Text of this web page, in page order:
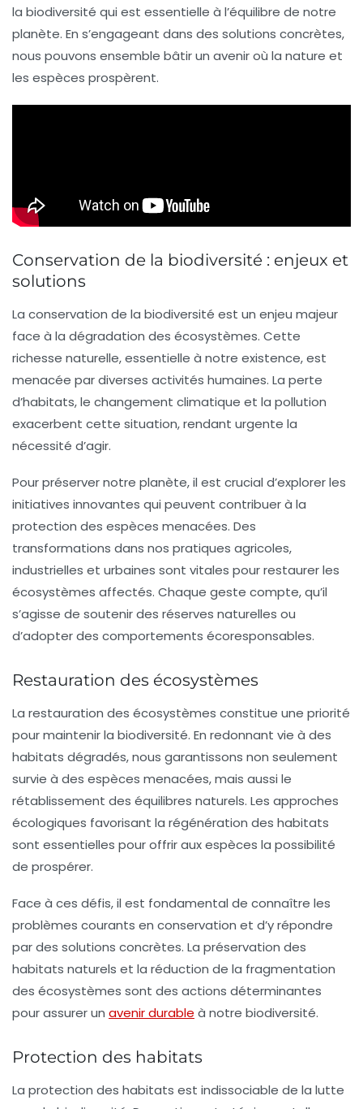
la biodiversité qui est essentielle à l’équilibre de notre
planète. En s’engageant dans des solutions concrètes,
nous pouvons ensemble bâtir un avenir où la nature et
les espèces prospèrent.
Conservation de la biodiversité : enjeux et
solutions
La conservation de la biodiversité est un enjeu majeur
face à la dégradation des écosystèmes. Cette
richesse naturelle, essentielle à notre existence, est
menacée par diverses activités humaines. La perte
d’habitats, le changement climatique et la pollution
exacerbent cette situation, rendant urgente la
nécessité d’agir.
Pour préserver notre planète, il est crucial d’explorer les
initiatives innovantes qui peuvent contribuer à la
protection des espèces menacées. Des
transformations dans nos pratiques agricoles,
industrielles et urbaines sont vitales pour restaurer les
écosystèmes affectés. Chaque geste compte, qu’il
s’agisse de soutenir des réserves naturelles ou
d’adopter des comportements écoresponsables.
Restauration des écosystèmes
La restauration des écosystèmes constitue une priorité
pour maintenir la biodiversité. En redonnant vie à des
habitats dégradés, nous garantissons non seulement
survie à des espèces menacées, mais aussi le
rétablissement des équilibres naturels. Les approches
écologiques favorisant la régénération des habitats
sont essentielles pour offrir aux espèces la possibilité
de prospérer.
Face à ces défis, il est fondamental de connaître les
problèmes courants en conservation et d’y répondre
par des solutions concrètes. La préservation des
habitats naturels et la réduction de la fragmentation
des écosystèmes sont des actions déterminantes
pour assurer un avenir durable à notre biodiversité.
Protection des habitats
La protection des habitats est indissociable de la lutte